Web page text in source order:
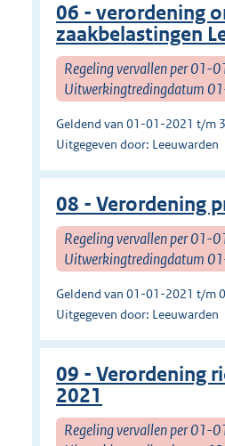
06 - verordening
zaakbelastingen
Regeling vervallen per 01-
Uitwerkingtredingdatum
Geldend van 01-01-2021 t/m
Uitgegeven door: Leeuwarden
08 - Verordening
Regeling vervallen per 01-
Uitwerkingtredingdatum
Geldend van 01-01-2021 t/m
Uitgegeven door: Leeuwarden
09 - Verordening
2021
Regeling vervallen per 01-